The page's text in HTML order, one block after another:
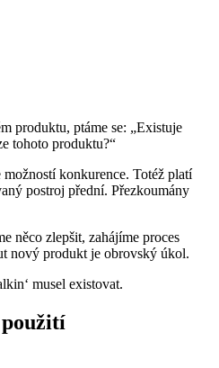
produktu, ptáme se: „Existuje
tohoto produktu?“
možností konkurence. Totéž platí
postroj přední. Přezkoumány
něco zlepšit, zahájíme proces
nový produkt je obrovský úkol.
musel existovat.